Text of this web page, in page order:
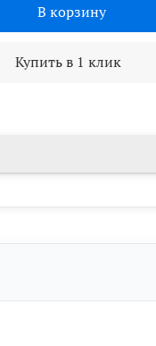
В корзину
Купить в 1 клик